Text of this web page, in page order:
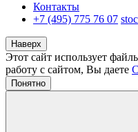
Контакты
+7 (495) 775 76 07
Наверх
Этот сайт использует
работу с сайтом, Вы даете
Понятно